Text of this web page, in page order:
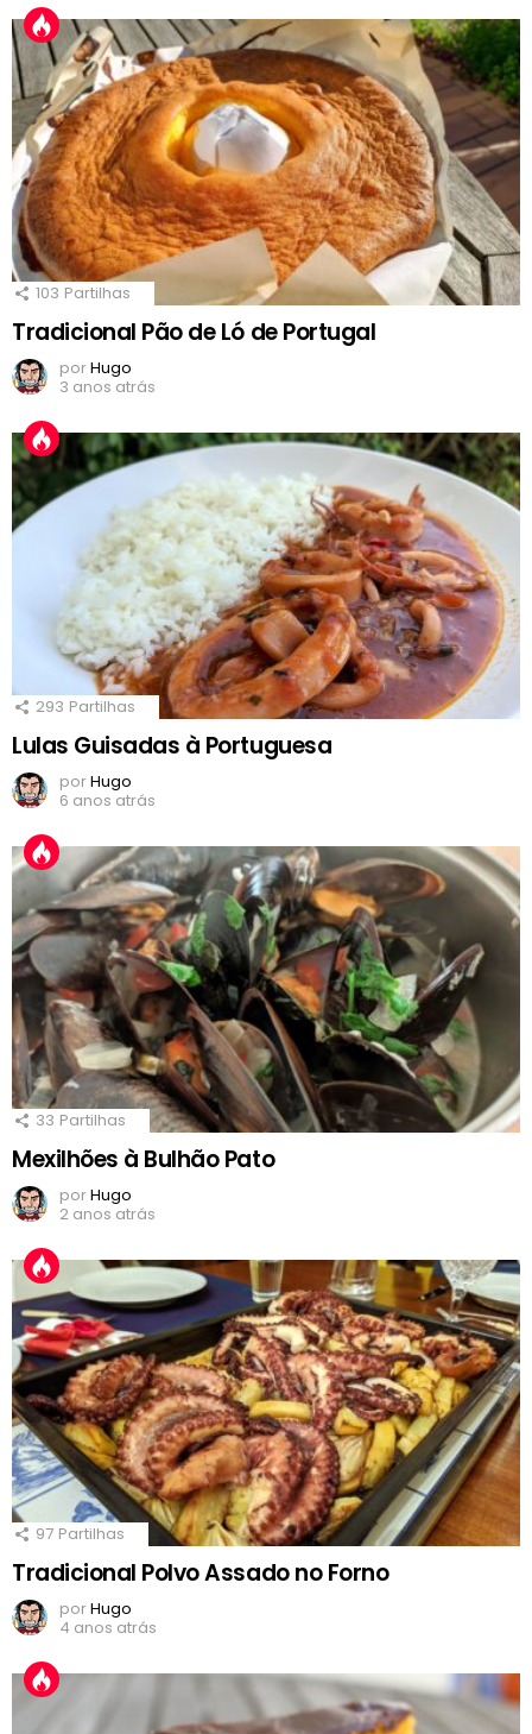
103 Partilhas
Tradicional Pão de Ló de Portugal
porHugo
3 anos atrás
293 Partilhas
Lulas Guisadas à Portuguesa
porHugo
6 anos atrás
33 Partilhas
Mexilhões à Bulhão Pato
porHugo
2 anos atrás
97 Partilhas
Tradicional Polvo Assado no Forno
porHugo
4 anos atrás